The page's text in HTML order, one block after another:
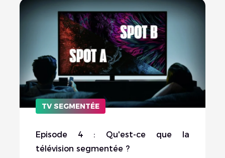
Episode 4 : Qu'est-ce que la
télévision segmentée ?
TV SEGMENTÉE